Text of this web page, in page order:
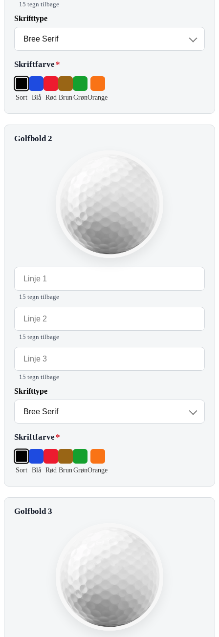
15 tegn tilbage
Skrifttype
Skriftfarve*
Sort Blå Rød BrunGrønOrange
Golfbold 2
15 tegn tilbage
15 tegn tilbage
15 tegn tilbage
Skrifttype
Skriftfarve*
Sort Blå Rød BrunGrønOrange
Golfbold 3